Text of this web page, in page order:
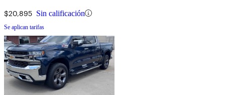
$20,895 Sin calificación
Se aplican tarifas